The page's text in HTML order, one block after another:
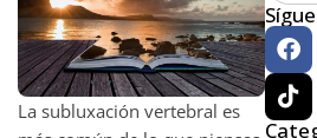
La subluxación vertebral es